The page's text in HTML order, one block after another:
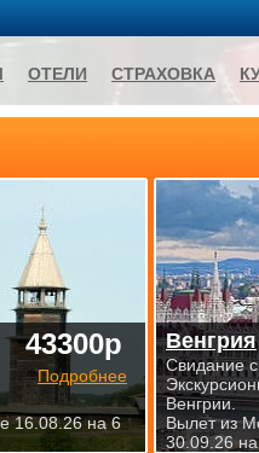
43300р
Подробнее
16.08.26 на 6
Венгрия
Свидание
Венгрии.
Вылет из
30.09.26
ОТЕЛИ СТРАХОВКА